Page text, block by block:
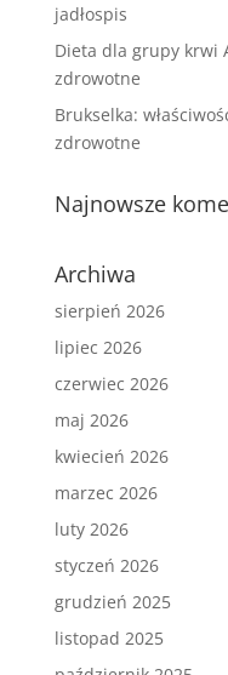
jadłospis
Dieta dla grupy krwi
zdrowotne
Brukselka:
zdrowotne
Najnowsze
Archiwa
sierpień 2026
lipiec 2026
czerwiec 2026
maj 2026
kwiecień 2026
marzec 2026
luty 2026
styczeń 2026
grudzień 2025
listopad 2025